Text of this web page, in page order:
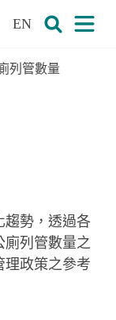
EN
列管數量
趨勢，透過各
廁列管數量之
理政策之參考